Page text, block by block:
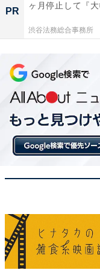
PR
ヶ月停止して『
渋谷法務総合事務所